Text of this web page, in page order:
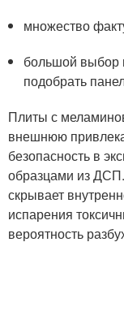
множество
большой выбор
подобрать
Плиты с
внешнюю
безопасность в
образцами из
скрывает
испарения
вероятность